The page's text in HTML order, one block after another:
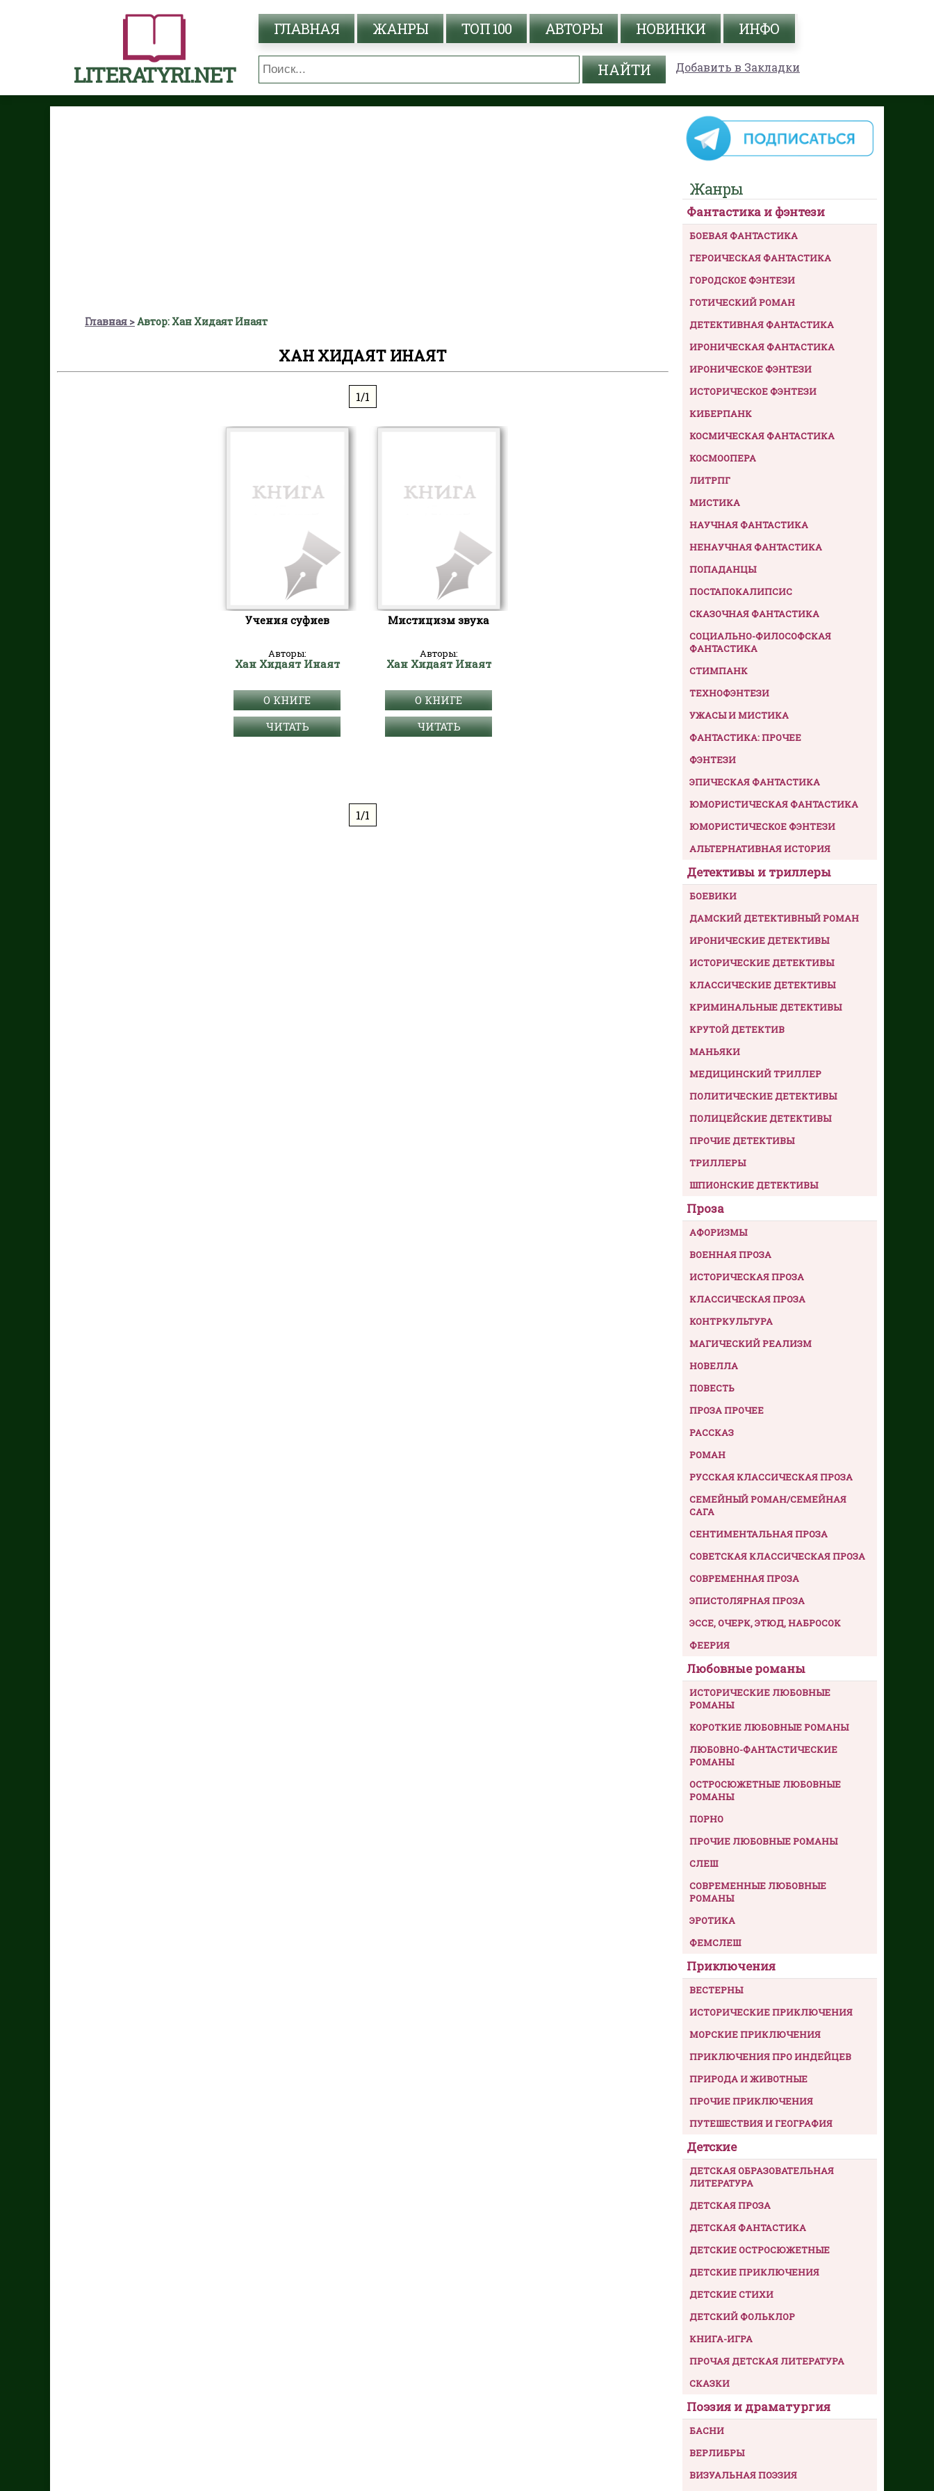
LITERATYRI.NET
ГЛАВНАЯ ЖАНРЫ ТОП 100 АВТОРЫ НОВИНКИ ИНФО
Добавить в Закладки
Главная Автор: Хан Хидаят Инаят
ХАН ХИДАЯТ ИНАЯТ
1/1
Учения суфиев
Авторы:
Хан Хидаят Инаят
О КНИГЕ
ЧИТАТЬ
Мистицизм звука
Авторы:
Хан Хидаят Инаят
О КНИГЕ
ЧИТАТЬ
1/1
Жанры
Фантастика и фэнтези
БОЕВАЯ ФАНТАСТИКА
ГЕРОИЧЕСКАЯ ФАНТАСТИКА
ГОРОДСКОЕ ФЭНТЕЗИ
ГОТИЧЕСКИЙ РОМАН
ДЕТЕКТИВНАЯ ФАНТАСТИКА
ИРОНИЧЕСКАЯ ФАНТАСТИКА
ИРОНИЧЕСКОЕ ФЭНТЕЗИ
ИСТОРИЧЕСКОЕ ФЭНТЕЗИ
КИБЕРПАНК
КОСМИЧЕСКАЯ ФАНТАСТИКА
КОСМООПЕРА
ЛИТРПГ
МИСТИКА
НАУЧНАЯ ФАНТАСТИКА
НЕНАУЧНАЯ ФАНТАСТИКА
ПОПАДАНЦЫ
ПОСТАПОКАЛИПСИС
СКАЗОЧНАЯ ФАНТАСТИКА
СОЦИАЛЬНО-ФИЛОСОФСКАЯ
ФАНТАСТИКА
СТИМПАНК
ТЕХНОФЭНТЕЗИ
УЖАСЫ И МИСТИКА
ФАНТАСТИКА: ПРОЧЕЕ
ФЭНТЕЗИ
ЭПИЧЕСКАЯ ФАНТАСТИКА
ЮМОРИСТИЧЕСКАЯ ФАНТАСТИКА
ЮМОРИСТИЧЕСКОЕ ФЭНТЕЗИ
АЛЬТЕРНАТИВНАЯ ИСТОРИЯ
Детективы и триллеры
БОЕВИКИ
ДАМСКИЙ ДЕТЕКТИВНЫЙ РОМАН
ИРОНИЧЕСКИЕ ДЕТЕКТИВЫ
ИСТОРИЧЕСКИЕ ДЕТЕКТИВЫ
КЛАССИЧЕСКИЕ ДЕТЕКТИВЫ
КРИМИНАЛЬНЫЕ ДЕТЕКТИВЫ
КРУТОЙ ДЕТЕКТИВ
МАНЬЯКИ
МЕДИЦИНСКИЙ ТРИЛЛЕР
ПОЛИТИЧЕСКИЕ ДЕТЕКТИВЫ
ПОЛИЦЕЙСКИЕ ДЕТЕКТИВЫ
ПРОЧИЕ ДЕТЕКТИВЫ
ТРИЛЛЕРЫ
ШПИОНСКИЕ ДЕТЕКТИВЫ
Проза
АФОРИЗМЫ
ВОЕННАЯ ПРОЗА
ИСТОРИЧЕСКАЯ ПРОЗА
КЛАССИЧЕСКАЯ ПРОЗА
КОНТРКУЛЬТУРА
МАГИЧЕСКИЙ РЕАЛИЗМ
НОВЕЛЛА
ПОВЕСТЬ
ПРОЗА ПРОЧЕЕ
РАССКАЗ
РОМАН
РУССКАЯ КЛАССИЧЕСКАЯ ПРОЗА
СЕМЕЙНЫЙ РОМАН/СЕМЕЙНАЯ
САГА
СЕНТИМЕНТАЛЬНАЯ ПРОЗА
СОВЕТСКАЯ КЛАССИЧЕСКАЯ ПРОЗА
СОВРЕМЕННАЯ ПРОЗА
ЭПИСТОЛЯРНАЯ ПРОЗА
ЭССЕ, ОЧЕРК, ЭТЮД, НАБРОСОК
ФЕЕРИЯ
Любовные романы
ИСТОРИЧЕСКИЕ ЛЮБОВНЫЕ
РОМАНЫ
КОРОТКИЕ ЛЮБОВНЫЕ РОМАНЫ
ЛЮБОВНО-ФАНТАСТИЧЕСКИЕ
РОМАНЫ
ОСТРОСЮЖЕТНЫЕ ЛЮБОВНЫЕ
РОМАНЫ
ПОРНО
ПРОЧИЕ ЛЮБОВНЫЕ РОМАНЫ
СЛЕШ
СОВРЕМЕННЫЕ ЛЮБОВНЫЕ
РОМАНЫ
ЭРОТИКА
ФЕМСЛЕШ
Приключения
ВЕСТЕРНЫ
ИСТОРИЧЕСКИЕ ПРИКЛЮЧЕНИЯ
МОРСКИЕ ПРИКЛЮЧЕНИЯ
ПРИКЛЮЧЕНИЯ ПРО ИНДЕЙЦЕВ
ПРИРОДА И ЖИВОТНЫЕ
ПРОЧИЕ ПРИКЛЮЧЕНИЯ
ПУТЕШЕСТВИЯ И ГЕОГРАФИЯ
Детские
ДЕТСКАЯ ОБРАЗОВАТЕЛЬНАЯ
ЛИТЕРАТУРА
ДЕТСКАЯ ПРОЗА
ДЕТСКАЯ ФАНТАСТИКА
ДЕТСКИЕ ОСТРОСЮЖЕТНЫЕ
ДЕТСКИЕ ПРИКЛЮЧЕНИЯ
ДЕТСКИЕ СТИХИ
ДЕТСКИЙ ФОЛЬКЛОР
КНИГА-ИГРА
ПРОЧАЯ ДЕТСКАЯ ЛИТЕРАТУРА
СКАЗКИ
Поэзия и драматургия
БАСНИ
ВЕРЛИБРЫ
ВИЗУАЛЬНАЯ ПОЭЗИЯ